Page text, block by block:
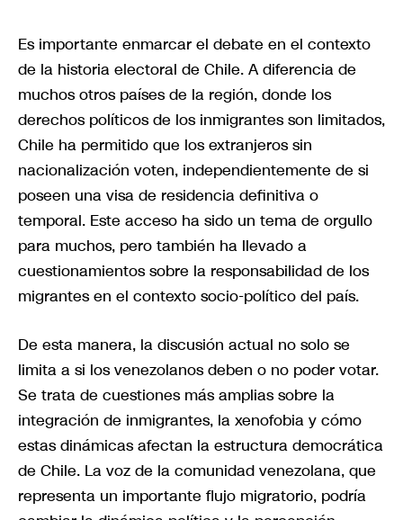
Es importante enmarcar el debate en el contexto
de la historia electoral de Chile. A diferencia de
muchos otros países de la región, donde los
derechos políticos de los inmigrantes son limitados,
Chile ha permitido que los extranjeros sin
nacionalización voten, independientemente de si
poseen una visa de residencia definitiva o
temporal. Este acceso ha sido un tema de orgullo
para muchos, pero también ha llevado a
cuestionamientos sobre la responsabilidad de los
migrantes en el contexto socio-político del país.
De esta manera, la discusión actual no solo se
limita a si los venezolanos deben o no poder votar.
Se trata de cuestiones más amplias sobre la
integración de inmigrantes, la xenofobia y cómo
estas dinámicas afectan la estructura democrática
de Chile. La voz de la comunidad venezolana, que
representa un importante flujo migratorio, podría